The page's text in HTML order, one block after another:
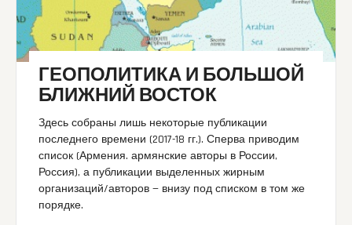
ГЕОПОЛИТИКА И БОЛЬШОЙ
БЛИЖНИЙ ВОСТОК
Здесь собраны лишь некоторые публикации
последнего времени (2017-18 гг.). Сперва приводим
список (Армения. армянские авторы в России,
Россия), а публикации выделенных жирным
организаций/авторов — внизу под списком в том же
порядке.